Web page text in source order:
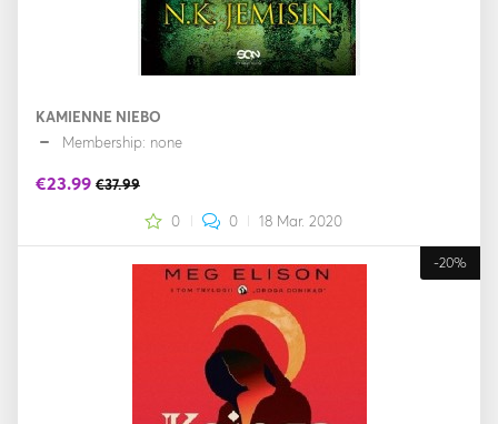
KAMIENNE NIEBO
Membership: none
€23.99 €37.99
0 0 18 Mar. 2020
-20%